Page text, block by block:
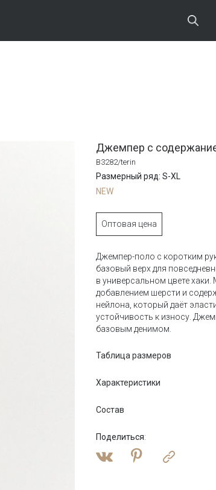
Джемпер с
B3282/terin
Размерный ряд: S-XL
NEW
Оптовая цена
Джемпер-поло с коротким
базовый верх для
в универсальном цвете хаки.
добавлением шерсти и
нейлона, который даёт
устойчивость к износу.
базовым денимом.
Таблица размеров
Характеристики
Состав
Поделиться: